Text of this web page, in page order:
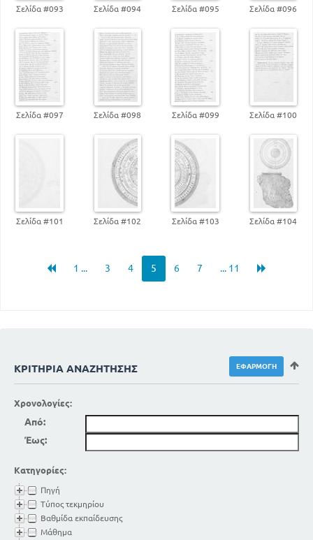
Σελίδα #093 Σελίδα #094 Σελίδα #095 Σελίδα #096
Σελίδα #097 Σελίδα #098 Σελίδα #099 Σελίδα #100
Σελίδα #101 Σελίδα #102 Σελίδα #103 Σελίδα #104
1 ... 3 4 5 6 7 ... 11
ΚΡΙΤΉΡΙΑ ΑΝΑΖΉΤΗΣΗΣ
Χρονολογίες:
Από:
Έως:
Κατηγορίες:
Πηγή
Τύπος τεκμηρίου
Βαθμίδα εκπαίδευσης
Μάθημα